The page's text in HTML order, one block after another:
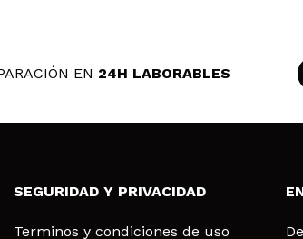
EN 24H LABORABLES
SEGURIDAD Y PRIVACIDAD
Terminos y condiciones de uso